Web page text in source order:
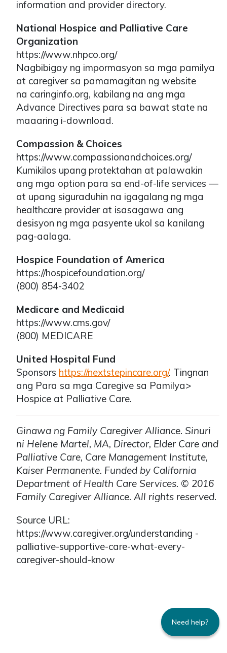
information and provider directory.
National Hospice and Palliative Care
Organization
https://www.nhpco.org/
Nagbibigay ng impormasyon sa mga pamilya
at caregiver sa pamamagitan ng website
na caringinfo.org, kabilang na ang mga
Advance Directives para sa bawat state na
maaaring i-download.
Compassion & Choices
https://www.compassionandchoices.org/
Kumikilos upang protektahan at palawakin
ang mga option para sa end-of-life services —
at upang siguraduhin na igagalang ng mga
healthcare provider at isasagawa ang
desisyon ng mga pasyente ukol sa kanilang
pag-aalaga.
Hospice Foundation of America
https://hospicefoundation.org/
(800) 854-3402
Medicare and Medicaid
https://www.cms.gov/
(800) MEDICARE
United Hospital Fund
Sponsors https://nextstepincare.org/. Tingnan
ang Para sa mga Caregive sa Pamilya>
Hospice at Palliative Care.
Ginawa ng Family Caregiver Alliance. Sinuri
ni Helene Martel, MA, Director, Elder Care and
Palliative Care, Care Management Institute,
Kaiser Permanente. Funded by California
Department of Health Care Services. © 2016
Family Caregiver Alliance. All rights reserved.
Source URL:
https://www.caregiver.org/understanding -
palliative-supportive-care-what-every-
caregiver-should-know
Need help?